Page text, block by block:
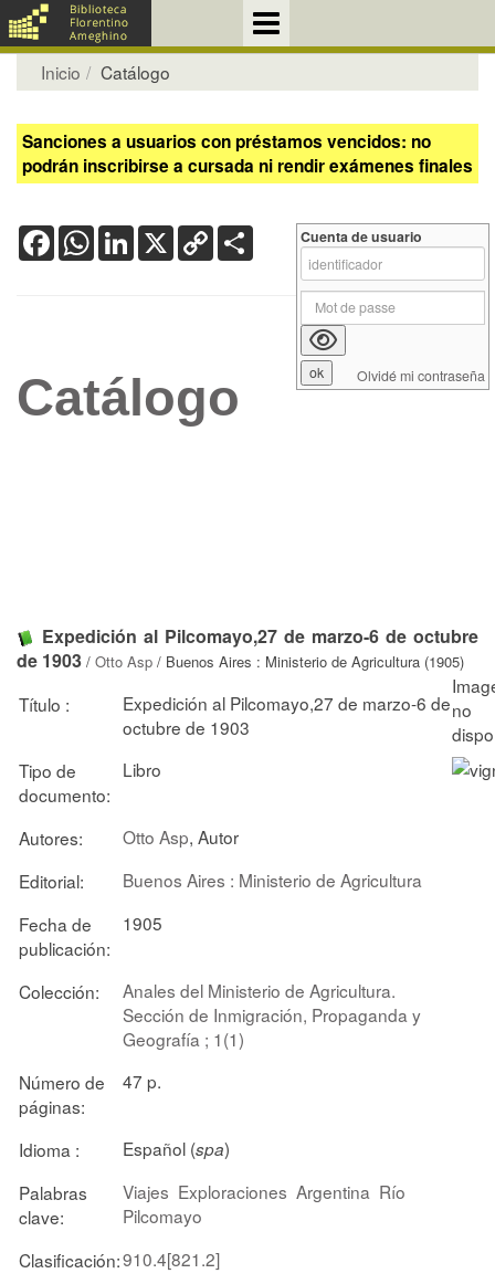
Inicio Catálogo
Sanciones a usuarios con préstamos vencidos: no
podrán inscribirse a cursada ni rendir exámenes finales
FacebookWhatsApp
LinkedIn
X Copy
Link
Catálogo
Expedición al Pilcomayo,27 de marzo-6 de octubre
de 1903 / Otto Asp / Buenos Aires : Ministerio de Agricultura (1905)
Título :
Expedición al Pilcomayo,27 de marzo-6 de
octubre de 1903
Tipo de
documento:
Libro
Autores: Otto Asp, Autor
Editorial:
Buenos Aires : Ministerio de Agricultura
Fecha de
publicación:
1905
Colección:
Anales del Ministerio de Agricultura.
Sección de Inmigración, Propaganda y
Geografía ; 1(1)
Número de
páginas:
47 p.
Idioma : Español (spa)
Palabras
clave:
Viajes Exploraciones Argentina Río
Pilcomayo
Clasificación:910.4[821.2]
Cuenta de usuario
Olvidé mi contraseña